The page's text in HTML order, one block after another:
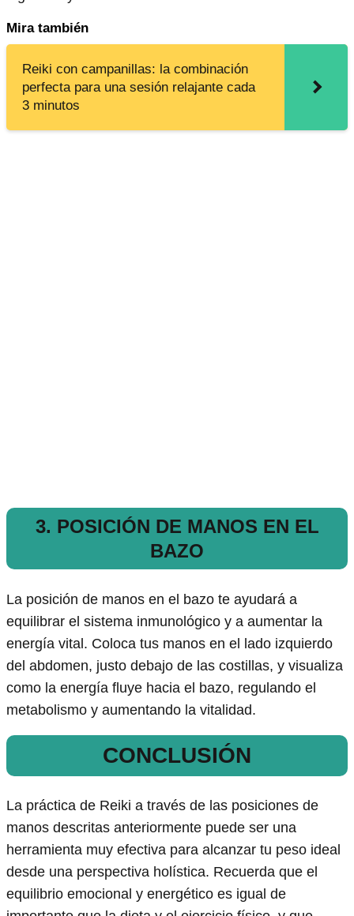
Mira también
Reiki con campanillas: la combinación
perfecta para una sesión relajante cada
3 minutos
3. POSICIÓN DE MANOS EN EL
BAZO
La posición de manos en el bazo te ayudará a
equilibrar el sistema inmunológico y a aumentar la
energía vital. Coloca tus manos en el lado izquierdo
del abdomen, justo debajo de las costillas, y visualiza
como la energía fluye hacia el bazo, regulando el
metabolismo y aumentando la vitalidad.
CONCLUSIÓN
La práctica de Reiki a través de las posiciones de
manos descritas anteriormente puede ser una
herramienta muy efectiva para alcanzar tu peso ideal
desde una perspectiva holística. Recuerda que el
equilibrio emocional y energético es igual de